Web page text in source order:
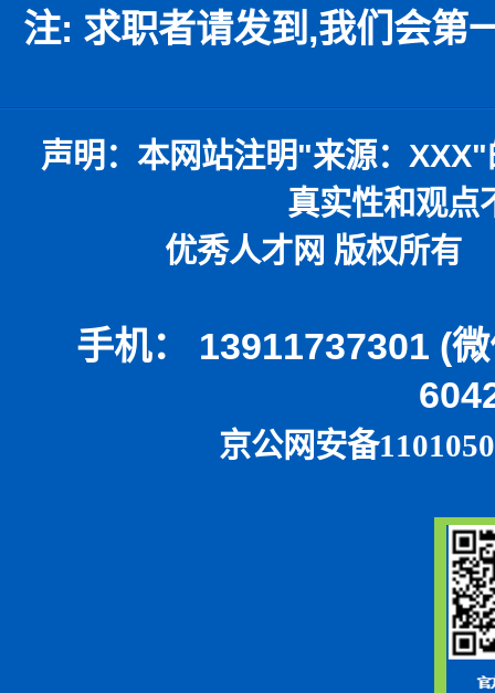
注: 求职者请发到,我们会第
声明：本网站注明"来源： XXX"
真实性和观点
优秀人才网 版权所有 本网
手机： 13911737301 (
京公网安备